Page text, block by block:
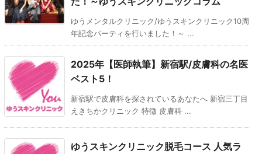
ゆうメンタルクリニック/ゆうスキンクリニック10周
年記念パーティを行いました！～ ...
2025年【医師執筆】新宿駅/皮膚科の名医
ベスト5！
新宿駅で皮膚科を探されているあなたへ 新宿三丁目
えきちかクリニック 特徴 皮膚科 ...
ゆうスキンクリニック脱毛コース 人気ラ